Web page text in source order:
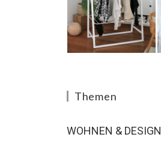
Themen
WOHNEN & DESIGN